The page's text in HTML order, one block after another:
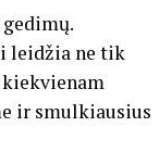
leidžia ne tik
ir smulkiausius